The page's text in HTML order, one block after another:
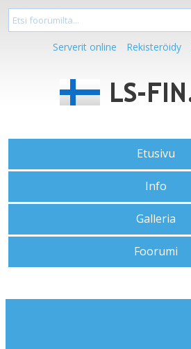
Serverit online Rekisteröidy
Etusivu
Info
Galleria
Foorumi